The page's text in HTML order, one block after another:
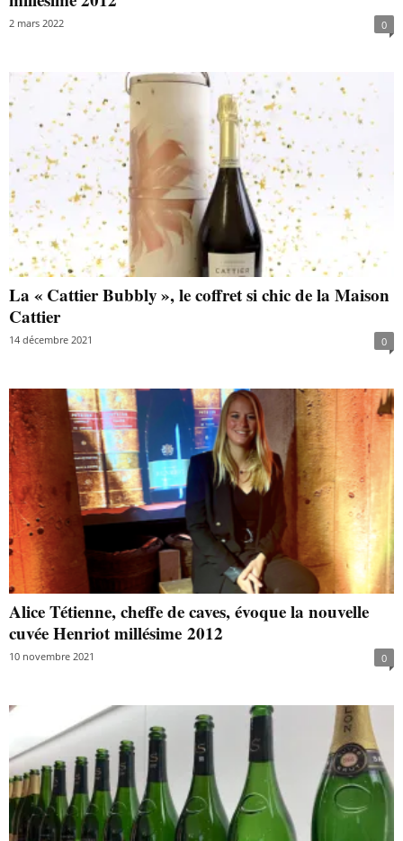
2 mars 2022 0
La « Cattier Bubbly », le coffret si chic de la Maison
Cattier
14 décembre 2021 0
Alice Tétienne, cheffe de caves, évoque la nouvelle
cuvée Henriot millésime 2012
10 novembre 2021 0